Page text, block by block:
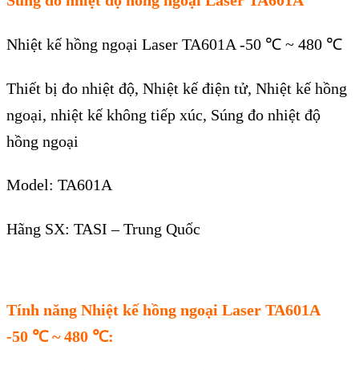
Nhiệt kế hồng ngoại Laser TA601A -50 ℃ ~ 480 ℃
Thiết bị đo nhiệt độ, Nhiệt kế điện tử, Nhiệt kế hồng
ngoại, nhiệt kế không tiếp xúc, Súng đo nhiệt độ
hồng ngoại
Model: TA601A
Hãng SX: TASI – Trung Quốc
Tính năng Nhiệt kế hồng ngoại Laser TA601A
-50 ℃~ 480 ℃: